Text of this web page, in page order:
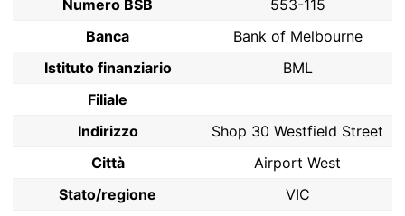
Numero BSB
553-115
Banca
Bank of Melbourne
Istituto finanziario
BML
Filiale
Indirizzo
Shop 30 Westfield Street
Città
Airport West
Stato/regione
VIC